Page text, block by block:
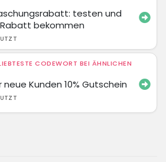
testen und
bekommen
CODEWORT BEI ÄHNLICHEN
neue Kunden 10% Gutschein